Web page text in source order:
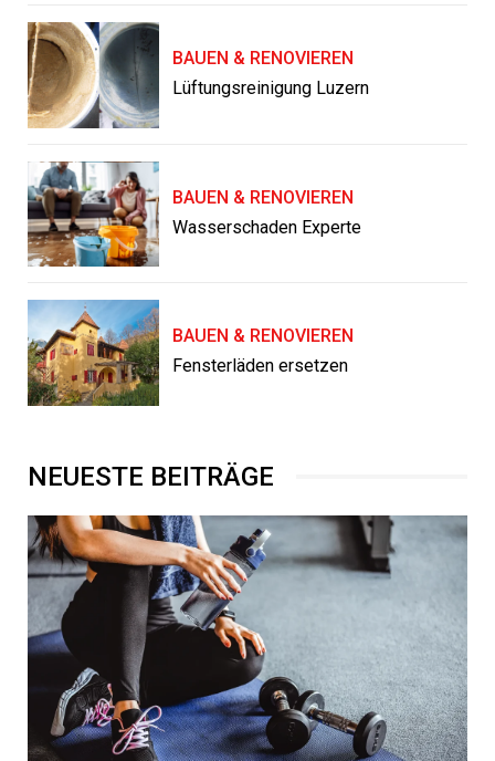
BAUEN & RENOVIEREN
Lüftungsreinigung Luzern
BAUEN & RENOVIEREN
Wasserschaden Experte
BAUEN & RENOVIEREN
Fensterläden ersetzen
NEUESTE BEITRÄGE